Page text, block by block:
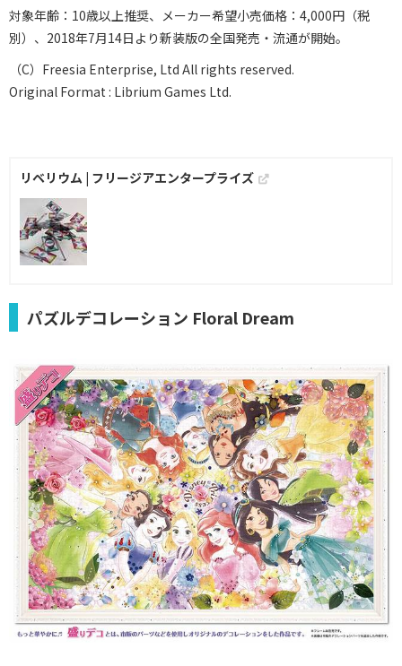
対象年齢：10歳以上推奨、メーカー希望小売価格：4,000円（税
別）、2018年7月14日より新装版の全国発売・流通が開始。
（C）Freesia Enterprise, Ltd All rights reserved.
Original Format : Librium Games Ltd.
リベリウム | フリージアエンタープライズ
パズルデコレーション Floral Dream